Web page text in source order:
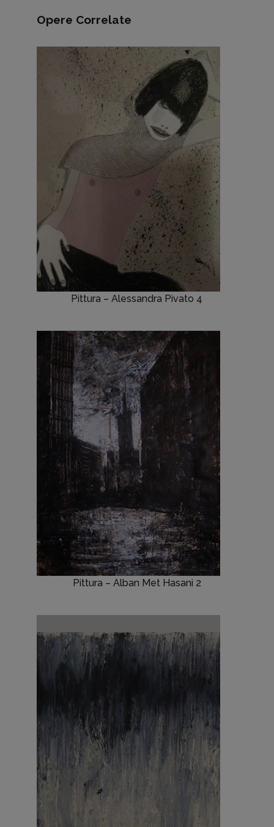
Opere Correlate
Pittura – Alessandra Pivato 4
Pittura – Alban Met Hasani 2